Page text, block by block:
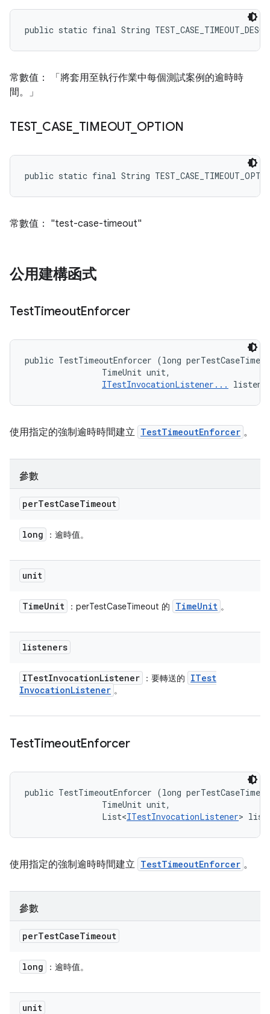
public static final String
常數值： 「將套用至執行作業中每個測試案例的逾時時
間。」
TEST_ CASE TIMEOUT_ OPTION
public static final String
常數值： "test-case-timeout"
公用建構函式
TestTimeoutEnforcer
public TestTimeoutEnforcer (long
                TimeUnit unit,
ITestInvocationListener...
使用指定的強制逾時時間建立 TestTimeoutEnforcer 。
參數
perTestCaseTimeout
long ：逾時值。
unit
TimeUnit ：perTestCaseTimeout 的 TimeUnit 。
listeners
ITestInvocationListener ：要轉送的
ITest
InvocationListener 。
TestTimeoutEnforcer
public TestTimeoutEnforcer (long
                TimeUnit unit,
                List<
ITestInvocationListener>
使用指定的強制逾時時間建立 TestTimeoutEnforcer 。
參數
perTestCaseTimeout
long ：逾時值。
unit